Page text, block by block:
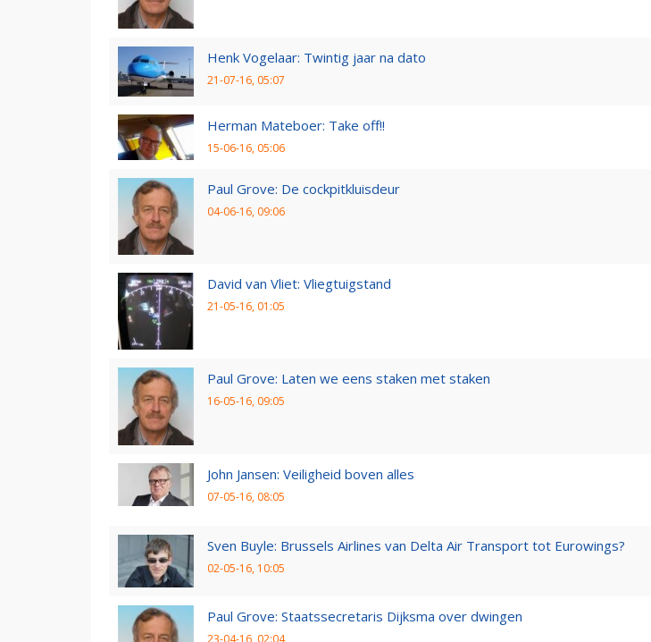
Henk Vogelaar: Twintig jaar na dato
21-07-16, 05:07
Herman Mateboer: Take off!!
15-06-16, 05:06
Paul Grove: De cockpitkluisdeur
04-06-16, 09:06
David van Vliet: Vliegtuigstand
21-05-16, 01:05
Paul Grove: Laten we eens staken met staken
16-05-16, 09:05
John Jansen: Veiligheid boven alles
07-05-16, 08:05
Sven Buyle: Brussels Airlines van Delta Air Transport tot Eurowings?
02-05-16, 10:05
Paul Grove: Staatssecretaris Dijksma over dwingen